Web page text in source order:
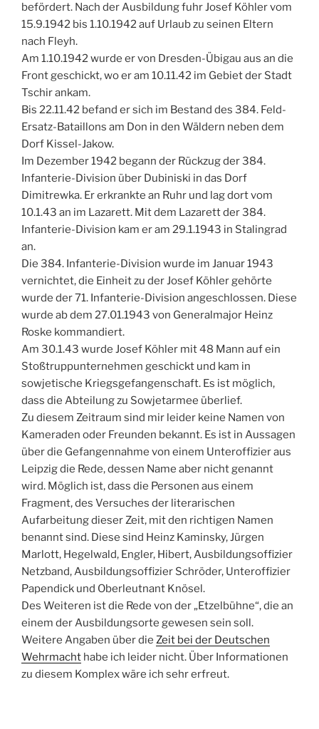
befördert. Nach der Ausbildung fuhr Josef Köhler vom
15.9.1942 bis 1.10.1942 auf Urlaub zu seinen Eltern
nach Fleyh.
Am 1.10.1942 wurde er von Dresden-Übigau aus an die
Front geschickt, wo er am 10.11.42 im Gebiet der Stadt
Tschir ankam.
Bis 22.11.42 befand er sich im Bestand des 384. Feld-
Ersatz-Bataillons am Don in den Wäldern neben dem
Dorf Kissel-Jakow.
Im Dezember 1942 begann der Rückzug der 384.
Infanterie-Division über Dubiniski in das Dorf
Dimitrewka. Er erkrankte an Ruhr und lag dort vom
10.1.43 an im Lazarett. Mit dem Lazarett der 384.
Infanterie-Division kam er am 29.1.1943 in Stalingrad
an.
Die 384. Infanterie-Division wurde im Januar 1943
vernichtet, die Einheit zu der Josef Köhler gehörte
wurde der 71. Infanterie-Division angeschlossen. Diese
wurde ab dem 27.01.1943 von Generalmajor Heinz
Roske kommandiert.
Am 30.1.43 wurde Josef Köhler mit 48 Mann auf ein
Stoßtruppunternehmen geschickt und kam in
sowjetische Kriegsgefangenschaft. Es ist möglich,
dass die Abteilung zu Sowjetarmee überlief.
Zu diesem Zeitraum sind mir leider keine Namen von
Kameraden oder Freunden bekannt. Es ist in Aussagen
über die Gefangennahme von einem Unteroffizier aus
Leipzig die Rede, dessen Name aber nicht genannt
wird. Möglich ist, dass die Personen aus einem
Fragment, des Versuches der literarischen
Aufarbeitung dieser Zeit, mit den richtigen Namen
benannt sind. Diese sind Heinz Kaminsky, Jürgen
Marlott, Hegelwald, Engler, Hibert, Ausbildungsoffizier
Netzband, Ausbildungsoffizier Schröder, Unteroffizier
Papendick und Oberleutnant Knösel.
Des Weiteren ist die Rede von der „Etzelbühne“, die an
einem der Ausbildungsorte gewesen sein soll.
Weitere Angaben über die Zeit bei der Deutschen
Wehrmacht habe ich leider nicht. Über Informationen
zu diesem Komplex wäre ich sehr erfreut.